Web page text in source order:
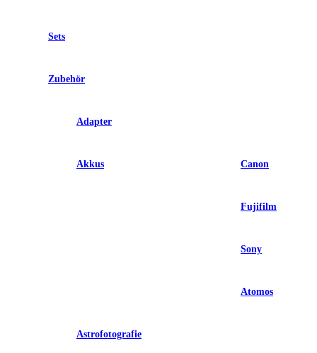
Sets
Zubehör
Adapter
Akkus Canon
Fujifilm
Sony
Atomos
Astrofotografie